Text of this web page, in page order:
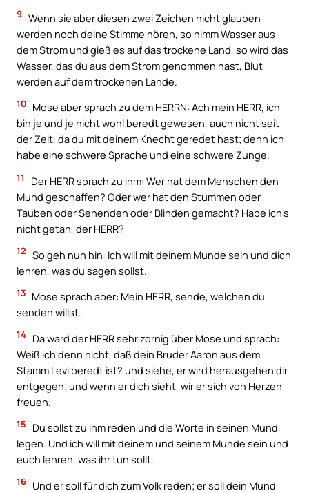
9 Wenn sie aber diesen zwei Zeichen nicht glauben
werden noch deine Stimme hören, so nimm Wasser aus
dem Strom und gieß es auf das trockene Land, so wird das
Wasser, das du aus dem Strom genommen hast, Blut
werden auf dem trockenen Lande.
10 Mose aber sprach zu dem HERRN: Ach mein HERR, ich
bin je und je nicht wohl beredt gewesen, auch nicht seit
der Zeit, da du mit deinem Knecht geredet hast; denn ich
habe eine schwere Sprache und eine schwere Zunge.
11
Der HERR sprach zu ihm: Wer hat dem Menschen den
Mund geschaffen? Oder wer hat den Stummen oder
Tauben oder Sehenden oder Blinden gemacht? Habe ich’s
nicht getan, der HERR?
12 So geh nun hin: Ich will mit deinem Munde sein und dich
lehren, was du sagen sollst.
13 Mose sprach aber: Mein HERR, sende, welchen du
senden willst.
14 Da ward der HERR sehr zornig über Mose und sprach:
Weiß ich denn nicht, daß dein Bruder Aaron aus dem
Stamm Levi beredt ist? und siehe, er wird herausgehen dir
entgegen; und wenn er dich sieht, wir er sich von Herzen
freuen.
15
Du sollst zu ihm reden und die Worte in seinen Mund
legen. Und ich will mit deinem und seinem Munde sein und
euch lehren, was ihr tun sollt.
16 Und er soll für dich zum Volk reden; er soll dein Mund